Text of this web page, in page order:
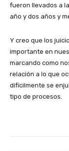
fueron llevados a
año y dos años y
Y creo que los
importante en
marcando como
relación a lo que
difícilmente se
tipo de procesos.